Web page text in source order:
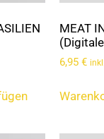
MEAT
6,95 €